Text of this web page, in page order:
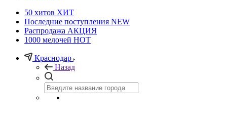
50 хитов ХИТ
Последние поступления NEW
Распродажа АКЦИЯ
1000 мелочей HOT
Краснодар
Назад